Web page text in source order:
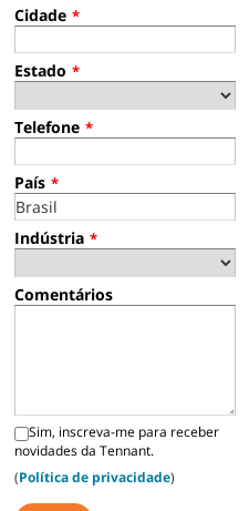
Cidade *
Estado *
Telefone *
País *
Indústria *
Comentários
Sim, inscreva-me para receber
novidades da Tennant.
(Política de privacidade)